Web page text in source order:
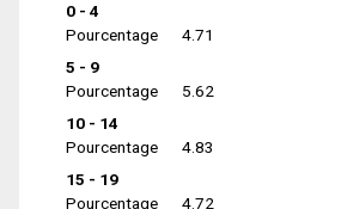
0 - 4
Pourcentage
4.71
5 - 9
Pourcentage
5.62
10 - 14
Pourcentage
4.83
15 - 19
Pourcentage
4.72